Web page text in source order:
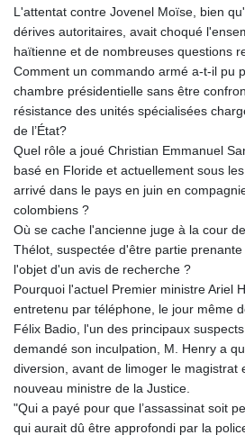
L'attentat contre Jovenel Moïse, bien
dérives autoritaires, avait choqué
haïtienne et de nombreuses questions
Comment un commando armé a-t-il pu
chambre présidentielle sans être
résistance des unités spécialisées
de l’État?
Quel rôle a joué Christian Emmanuel
basé en Floride et actuellement sous
arrivé dans le pays en juin en
colombiens ?
Où se cache l'ancienne juge à la cour
Thélot, suspectée d'être partie
l'objet d'un avis de recherche ?
Pourquoi l'actuel Premier ministre Ariel
entretenu par téléphone, le jour même
Félix Badio, l'un des principaux
demandé son inculpation, M. Henry a
diversion, avant de limoger le magistrat
nouveau ministre de la Justice.
"Qui a payé pour que l’assassinat soit
qui aurait dû être approfondi par la